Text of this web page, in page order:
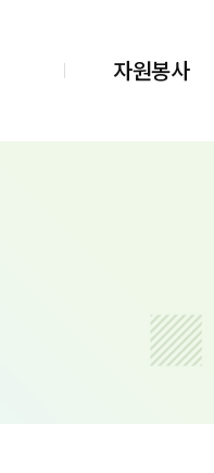
자원봉사